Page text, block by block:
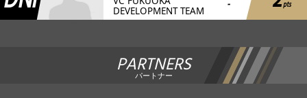
DEVELOPMENT TEAM
-
pts
PARTNERS
パートナー